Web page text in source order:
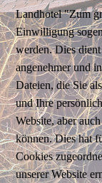
Landhotel "Zum
Einwilligung
werden. Dies
angenehmer und
Dateien, die Sie
und Ihre
Website, aber
können. Dies hat
Cookies
unserer Website